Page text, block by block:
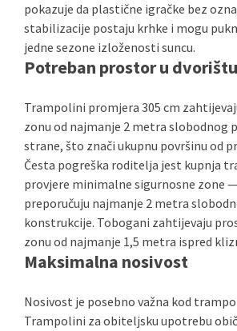
pokazuje da plastične igračke bez
stabilizacije postaju krhke i mogu
jedne sezone izloženosti suncu.
Potreban prostor u dvorištu
Trampolini promjera 305 cm
zonu od najmanje 2 metra slobodnog
strane, što znači ukupnu površinu od
Česta pogreška roditelja jest kupnja
provjere minimalne sigurnosne zone
preporučuju najmanje 2 metra
konstrukcije. Tobogani zahtijevaju
zonu od najmanje 1,5 metra ispred
Maksimalna nosivost
Nosivost je posebno važna kod
Trampolini za obiteljsku upotrebu